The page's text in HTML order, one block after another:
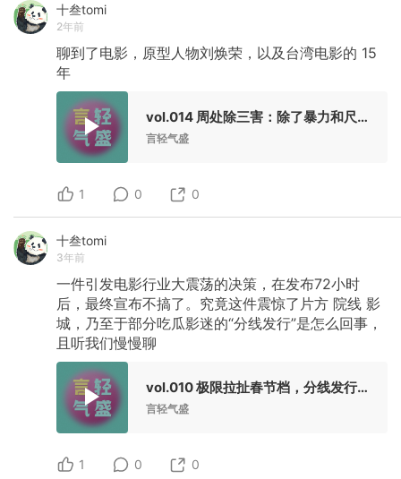
十叁tomi
2年前
聊到了电影，原型人物刘焕荣，以及台湾电影的 15
年
vol.014 周处除三害：除了暴力和尺度还能看什么？
言轻气盛
1 0 0
十叁tomi
3年前
一件引发电影行业大震荡的决策，在发布72小时
后，最终宣布不搞了。究竟这件震惊了片方 院线 影
城，乃至于部分吃瓜影迷的“分线发行”是怎么回事，
且听我们慢慢聊
vol.010 极限拉扯春节档，分线发行究竟是好是坏？
言轻气盛
1 0 0